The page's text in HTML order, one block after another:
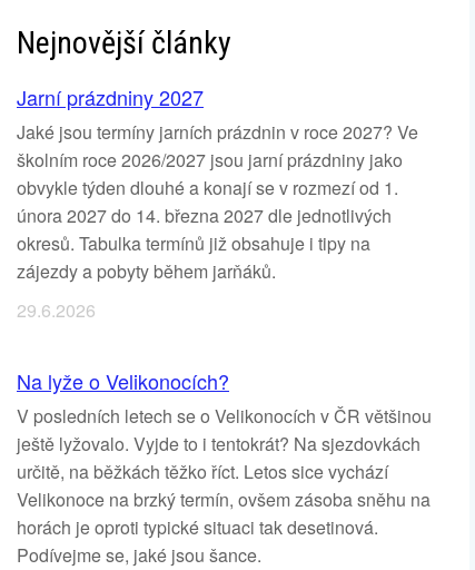
Nejnovější články
Jarní prázdniny 2027
Jaké jsou termíny jarních prázdnin v roce 2027? Ve
školním roce 2026/2027 jsou jarní prázdniny jako
obvykle týden dlouhé a konají se v rozmezí od 1.
února 2027 do 14. března 2027 dle jednotlivých
okresů. Tabulka termínů již obsahuje i tipy na
zájezdy a pobyty během jarňáků.
29.6.2026
Na lyže o Velikonocích?
V posledních letech se o Velikonocích v ČR většinou
ještě lyžovalo. Vyjde to i tentokrát? Na sjezdovkách
určitě, na běžkách těžko říct. Letos sice vychází
Velikonoce na brzký termín, ovšem zásoba sněhu na
horách je oproti typické situaci tak desetinová.
Podívejme se, jaké jsou šance.